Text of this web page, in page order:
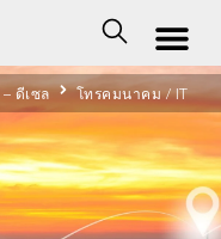
ดีเซล โทรคมนาคม / IT